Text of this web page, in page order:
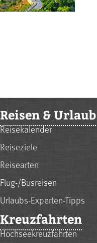
Reisen & Urlaub
Reisekalender
Reiseziele
Reisearten
Flug-/Busreisen
Urlaubs-Experten-Tipps
Kreuzfahrten
Hochseekreuzfahrten